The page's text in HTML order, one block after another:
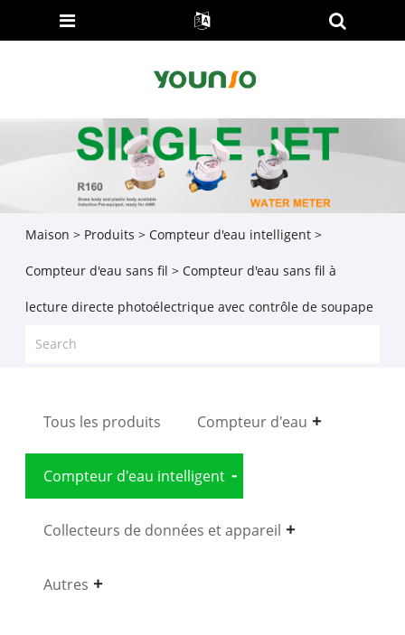
Maison > Produits > Compteur d'eau intelligent>
Compteur d'eau sans fil > Compteur d'eau sans fil à
lecture directe photoélectrique avec contrôle de soupape
Tous les produits Compteur d'eau
Compteur d'eau intelligent
Collecteurs de données et appareil
Autres